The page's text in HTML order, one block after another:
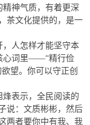
神气质，有着更深
茶文化提供的，是一
人怎样才能坚守本
心词里——“精行俭
望。你可以守正创
表示，全民阅读的
说：文质彬彬，然后
两者要你中有我、我